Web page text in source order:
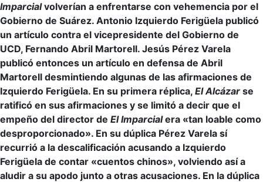
Imparcialvolverían a enfrentarse con vehemencia por el
Gobierno de Suárez. Antonio Izquierdo Ferigüela publicó
un artículo contra el vicepresidente del Gobierno de
UCD, Fernando Abril Martorell. Jesús Pérez Varela
publicó entonces un artículo en defensa de Abril
Martorell desmintiendo algunas de las afirmaciones de
Izquierdo Ferigüela. En su primera réplica, El Alcázar se
ratificó en sus afirmaciones y se limitó a decir que el
empeño del director de El Imparcialera «tan loable como
desproporcionado». En su dúplica Pérez Varela sí
recurrió a la descalificación acusando a Izquierdo
Ferigüela de contar «cuentos chinos», volviendo así a
aludir a su apodo junto a otras acusaciones. En la dúplica